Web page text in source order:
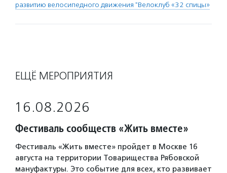
развитию велосипедного движения "Велоклуб «32 спицы»
ЕЩЁ МЕРОПРИЯТИЯ
16.08.2026
Фестиваль сообществ «Жить вместе»
Фестиваль «Жить вместе» пройдет в Москве 16
августа на территории Товарищества Рябовской
мануфактуры. Это событие для всех, кто развивает